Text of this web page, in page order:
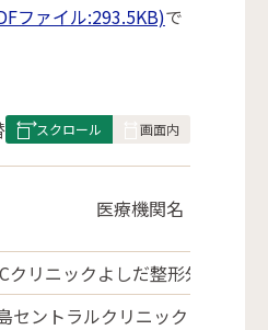
ファイル:293.5KB)で
医療機関名
クリニックよしだ整形外科
セントラルクリニック